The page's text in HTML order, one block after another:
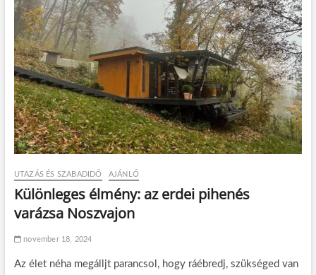
UTAZÁS ÉS SZABADIDŐ AJÁNLÓ
Különleges élmény: az erdei pihenés
varázsa Noszvajon
november 18, 2024
Az élet néha megálljt parancsol, hogy ráébredj, szükséged van